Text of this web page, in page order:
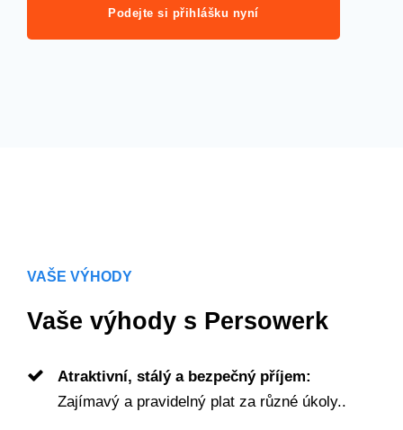
Podejte si přihlášku nyní
VAŠE VÝHODY
Vaše výhody s Persowerk
Atraktivní, stálý a bezpečný příjem:
Zajímavý a pravidelný plat za různé úkoly..